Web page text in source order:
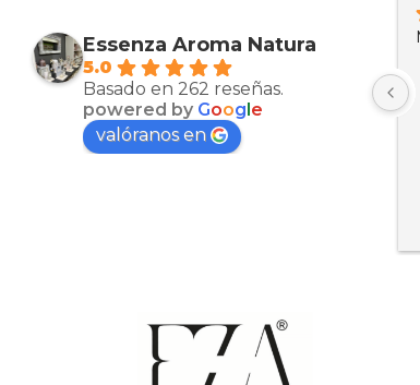
Essenza Aroma Natura
5.0
Basado en 262 reseñas.
powered by Google
valóranos en
Muy bien productos